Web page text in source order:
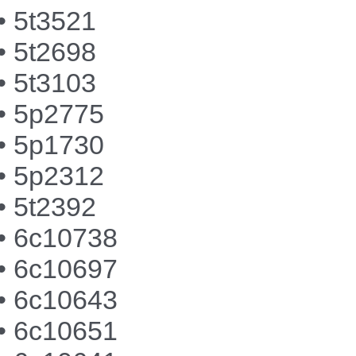
5t3521
5t2698
5t3103
5p2775
5p1730
5p2312
5t2392
6c10738
6c10697
6c10643
6c10651